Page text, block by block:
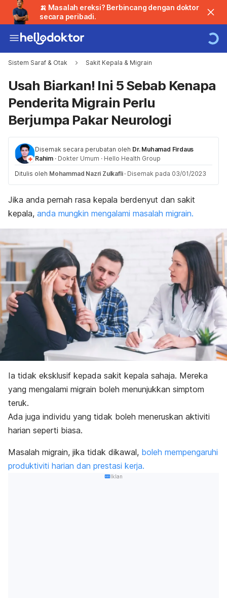
🍌 Masalah ereksi? Berbincang dengan doktor
secara peribadi.
Sistem Saraf & Otak Sakit Kepala & Migrain
Usah Biarkan! Ini 5 Sebab Kenapa
Penderita Migrain Perlu
Berjumpa Pakar Neurologi
Disemak secara perubatan oleh Dr. Muhamad Firdaus
Rahim · Dokter Umum · Hello Health Group
Ditulis oleh Mohammad Nazri Zulkafli · Disemak pada 03/01/2023
Jika anda pernah rasa kepala berdenyut dan sakit
kepala, anda mungkin mengalami masalah migrain.
Ia tidak eksklusif kepada sakit kepala sahaja. Mereka
yang mengalami migrain boleh menunjukkan simptom
teruk.
Ada juga individu yang tidak boleh meneruskan aktiviti
harian seperti biasa.
Masalah migrain, jika tidak dikawal, boleh mempengaruhi
produktiviti harian dan prestasi kerja.
Iklan